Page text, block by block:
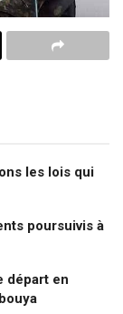
les lois qui
poursuivis à
départ en